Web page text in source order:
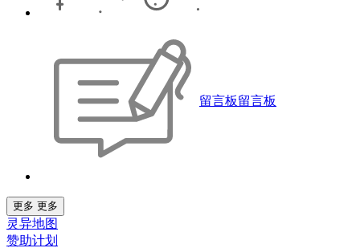
留言板留言板
更多 更多
灵异地图
赞助计划